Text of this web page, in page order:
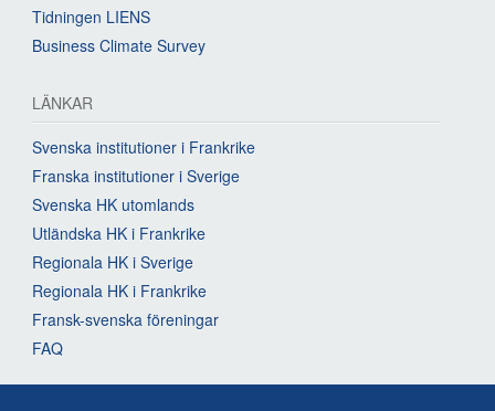
Tidningen LIENS
Business Climate Survey
LÄNKAR
Svenska institutioner i Frankrike
Franska institutioner i Sverige
Svenska HK utomlands
Utländska HK i Frankrike
Regionala HK i Sverige
Regionala HK i Frankrike
Fransk-svenska föreningar
FAQ